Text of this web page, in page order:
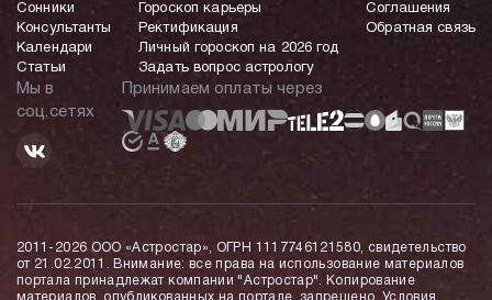
Сонники
Консультанты
Календари
Статьи
Гороскоп карьеры
Ректификация
Личный гороскоп на 2026 год
Задать вопрос астрологу
Соглашения
Обратная связь
Мы в
соц.сетях
Принимаем оплаты через
2011-2026 ООО «Астростар», ОГРН 1117746121580, свидетельство
от 21.02.2011. Внимание: все права на использование материалов
портала принадлежат компании "Астростар". Копирование
материалов, опубликованных на портале, запрещено. Условия